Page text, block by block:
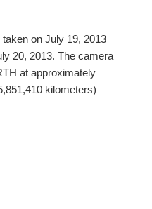
on July 19, 2013
20, 2013. The camera
at approximately
kilometers)